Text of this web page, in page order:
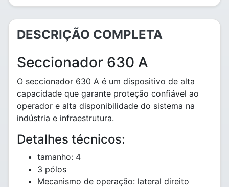
DESCRIÇÃO COMPLETA
Seccionador 630 A
O seccionador 630 A é um dispositivo de alta
capacidade que garante proteção confiável ao
operador e alta disponibilidade do sistema na
indústria e infraestrutura.
Detalhes técnicos:
tamanho: 4
3 pólos
Mecanismo de operação: lateral direito